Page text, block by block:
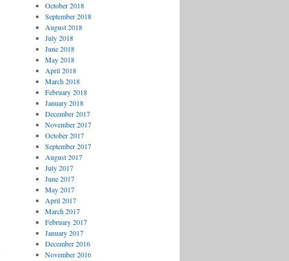
October 2018
September 2018
August 2018
July 2018
June 2018
May 2018
April 2018
March 2018
February 2018
January 2018
December 2017
November 2017
October 2017
September 2017
August 2017
July 2017
June 2017
May 2017
April 2017
March 2017
February 2017
January 2017
December 2016
November 2016